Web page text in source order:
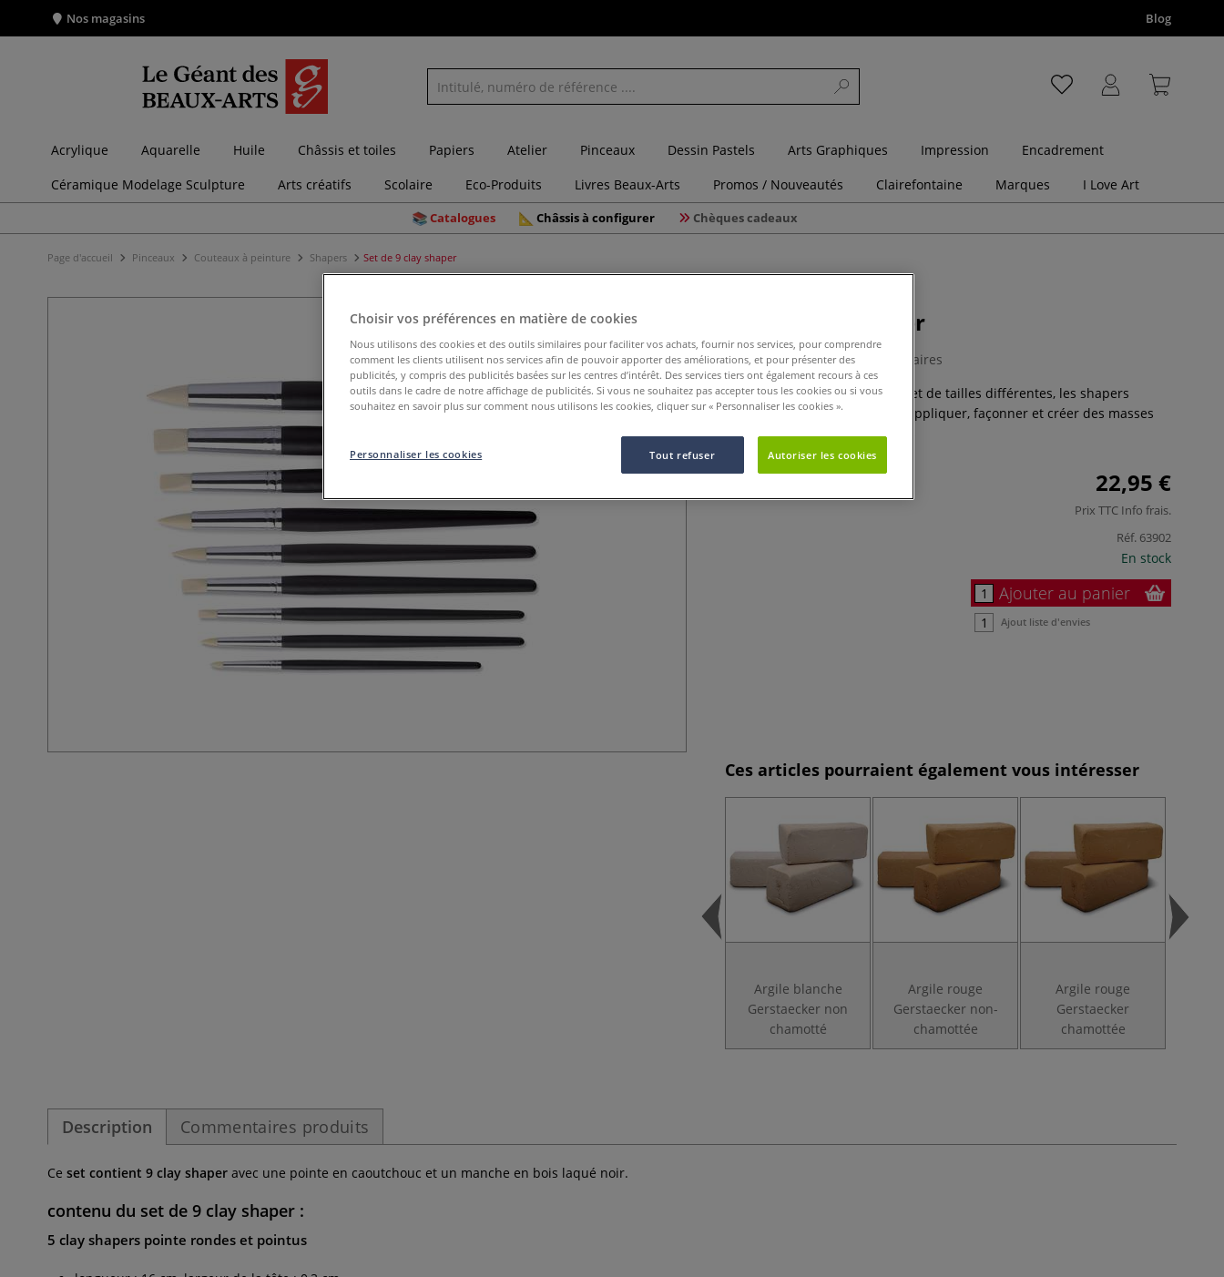
Nos magasins Blog
Acrylique Aquarelle Huile Châssis et toiles Papiers Atelier Pinceaux Dessin Pastels Arts Graphiques Impression
Encadrement
Céramique Modelage Sculpture
Arts créatifs Scolaire Eco-Produits Livres Beaux-Arts Promos / Nouveautés Clairefontaine Marques I Love Art
Catalogues Châssis à configurer Chèques cadeaux
Page d'accueil Pinceaux Couteaux à peinture Shapers Set de 9 clay shaper
Set de 9 clay shaper
0 Commentaires
Grâce à leurs pointes de formes et de tailles différentes, les shapers
conviennent parfaitement pour appliquer, façonner et créer des masses
plastiques et céramiques.
Plus
22,95 €
Prix TTC Info frais.
Réf. 63902
En stock
Ajouter au panier
Ajout liste d'envies
Ces articles pourraient également vous intéresser
Argile blanche
Gerstaecker non
chamotté
Argile rouge
Gerstaecker non-
chamottée
Argile rouge
Gerstaecker
chamottée
Description Commentaires produits
Ce set contient 9 clay shaper avec une pointe en caoutchouc et un manche en bois laqué noir.
contenu du set de 9 clay shaper :
5 clay shapers pointe rondes et pointus
Choisir vos préférences en matière de cookies
Nous utilisons des cookies et des outils similaires pour faciliter vos achats, fournir nos services, pour comprendre
comment les clients utilisent nos services afin de pouvoir apporter des améliorations, et pour présenter des
publicités, y compris des publicités basées sur les centres d’intérêt. Des services tiers ont également recours à ces
outils dans le cadre de notre affichage de publicités. Si vous ne souhaitez pas accepter tous les cookies ou si vous
souhaitez en savoir plus sur comment nous utilisons les cookies, cliquer sur « Personnaliser les cookies ».
Tout refuser Autoriser les cookies
Personnaliser les cookies